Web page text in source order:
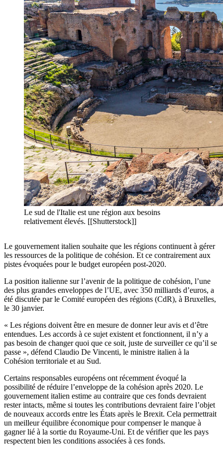
Le sud de l'Italie est une région aux besoins
relativement élevés. [[Shutterstock]]
Le gouvernement italien souhaite que les régions continuent à gérer
les ressources de la politique de cohésion. Et ce contrairement aux
pistes évoquées pour le budget européen post-2020.
La position italienne sur l’avenir de la politique de cohésion, l’une
des plus grandes enveloppes de l’UE, avec 350 milliards d’euros, a
été discutée par le Comité européen des régions (CdR), à Bruxelles,
le 30 janvier.
« Les régions doivent être en mesure de donner leur avis et d’être
entendues. Les accords à ce sujet existent et fonctionnent, il n’y a
pas besoin de changer quoi que ce soit, juste de surveiller ce qu’il se
passe », défend Claudio De Vincenti, le ministre italien à la
Cohésion territoriale et au Sud.
Certains responsables européens ont récemment évoqué la
possibilité de réduire l’enveloppe de la cohésion après 2020. Le
gouvernement italien estime au contraire que ces fonds devraient
rester intacts, même si toutes les contributions devraient faire l’objet
de nouveaux accords entre les États après le Brexit. Cela permettrait
un meilleur équilibre économique pour compenser le manque à
gagner lié à la sortie du Royaume-Uni. Et de vérifier que les pays
respectent bien les conditions associées à ces fonds.